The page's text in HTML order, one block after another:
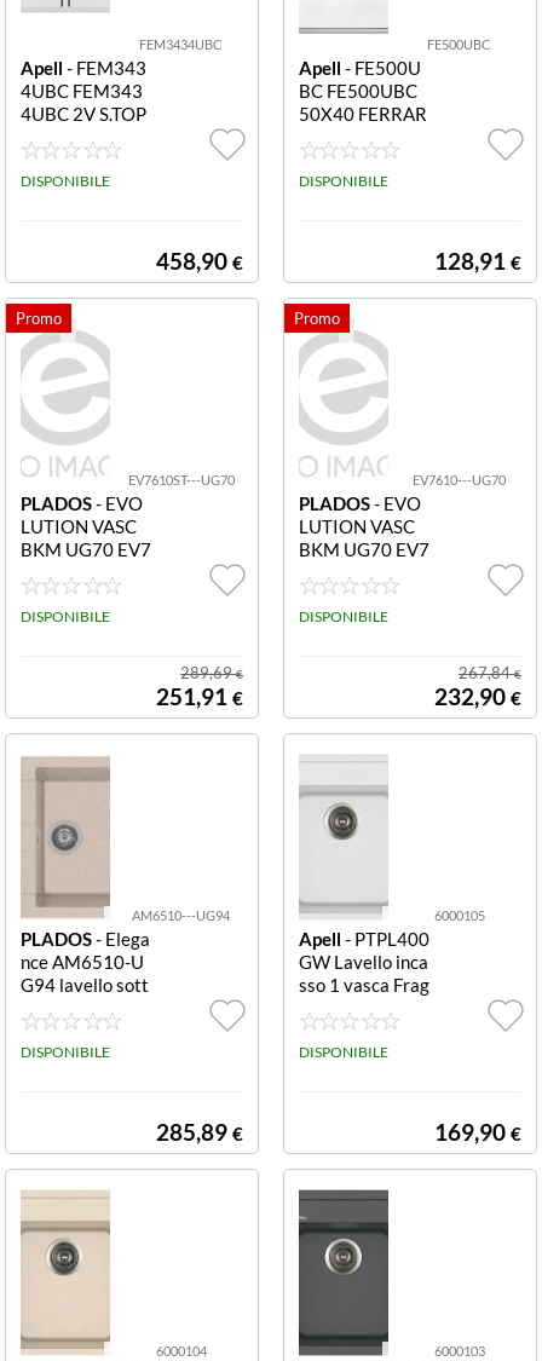
FEM3434UBC
Apell - FEM343
4UBC FEM343
4UBC 2V S.TOP
73X40
DISPONIBILE
458,90 €
FE500UBC
Apell - FE500U
BC FE500UBC
50X40 FERRAR
A S.TOP
DISPONIBILE
128,91 €
EV7610ST---UG70
PLADOS- EVO
LUTION VASC
BKM UG70 EV7
610ST EV7610
ST - UG70 EVO
LUTION VASC
DISPONIBILE
289,69€
251,91 €
EV7610---UG70
PLADOS- EVO
LUTION VASC
BKM UG70 EV7
610 EV7610 - U
G70 EVOLUTIO
N VASC BKM U
DISPONIBILE
267,84€
232,90 €
AM6510---UG94
PLADOS- Elega
nce AM6510-U
G94 lavello sott
opiano in microu
ltragranit avena
1 vasca ELEGA
DISPONIBILE
285,89 €
6000105
Apell - PTPL400
GW Lavello inca
sso 1 vasca Frag
ranite 400x500
mm PTPL400G
W WH 40X50 V
DISPONIBILE
169,90 €
6000104 6000103